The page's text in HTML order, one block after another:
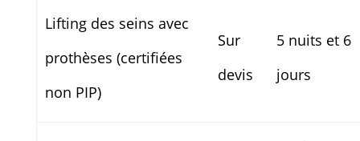
Lifting des seins avec
prothèses (certifiées
non PIP)
Sur
devis
5 nuits et 6
jours